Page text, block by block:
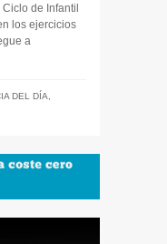
de Infantil
los ejercicios
a
DEL DÍA,